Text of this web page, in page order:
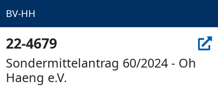
BV-HH
22-4679
Sondermittelantrag 60/2024 - Oh
Haeng e.V.